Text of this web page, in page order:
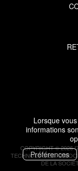
Lorsque
informations
Préférences
COPYRIGHT © 2026
TECHNOLOGIES.
DE LA